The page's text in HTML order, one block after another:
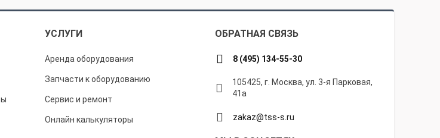
УСЛУГИ ОБРАТНАЯ СВЯЗЬ
Аренда оборудования
Запчасти к оборудованию
Сервис и ремонт
Онлайн калькуляторы
8 (495) 134-55-30
105425, г. Москва, ул. 3-я Парковая,
41а
zakaz@tss-s.ru